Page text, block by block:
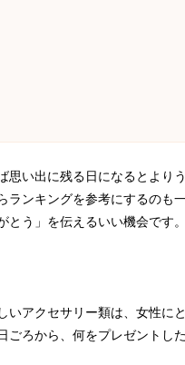
い出に残る日になるとより
ンキングを参考にするの
う」を伝えるいい機会で
アクセサリー類は、女性
ろから、何をプレゼント